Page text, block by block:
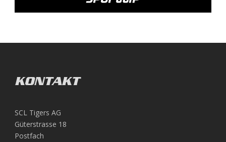
KONTAKT
SCL Tigers AG
Güterstrasse 18
Postfach